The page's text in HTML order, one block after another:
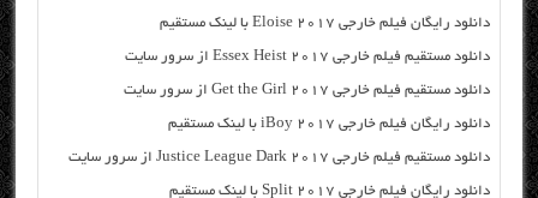
دانلود رایگان فیلم خارجی Eloise 2017 با لینک مستقیم
دانلود مستقیم فیلم خارجی Essex Heist 2017 از سرور سایت
دانلود مستقیم فیلم خارجی Get the Girl 2017 از سرور سایت
دانلود رایگان فیلم خارجی iBoy 2017 با لینک مستقیم
دانلود مستقیم فیلم خارجی Justice League Dark 2017 از سرور سایت
دانلود رایگان فیلم خارجی Split 2017 با لینک مستقیم